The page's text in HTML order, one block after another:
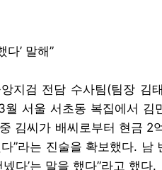
”라는 진술을 확보했다. 남
다’는 말을 했다”라고 했다.
들에게 로비를 집중한 시기
후보)은 대장동 개발사업
이 사업에 참여할 길을 열
정영학 회계사가 제공한